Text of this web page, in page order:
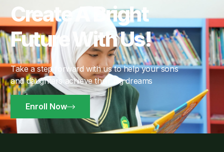
Create A Bright
Future With Us!
Take a step forward with us to help your sons
and daughters achieve their big dreams
Enroll Now